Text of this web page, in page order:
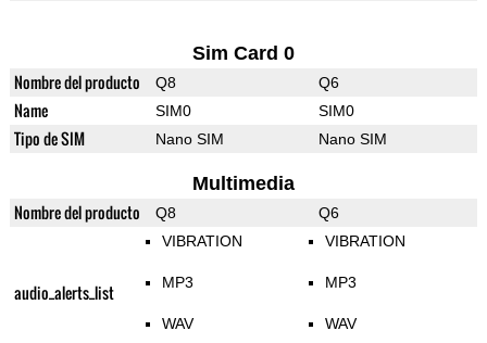
Sim Card 0
Nombre del producto Q8 Q6
Name SIM0 SIM0
Tipo de SIM Nano SIM Nano SIM
Multimedia
Nombre del producto Q8 Q6
audio_alerts_list
VIBRATION
MP3
WAV
VIBRATION
MP3
WAV